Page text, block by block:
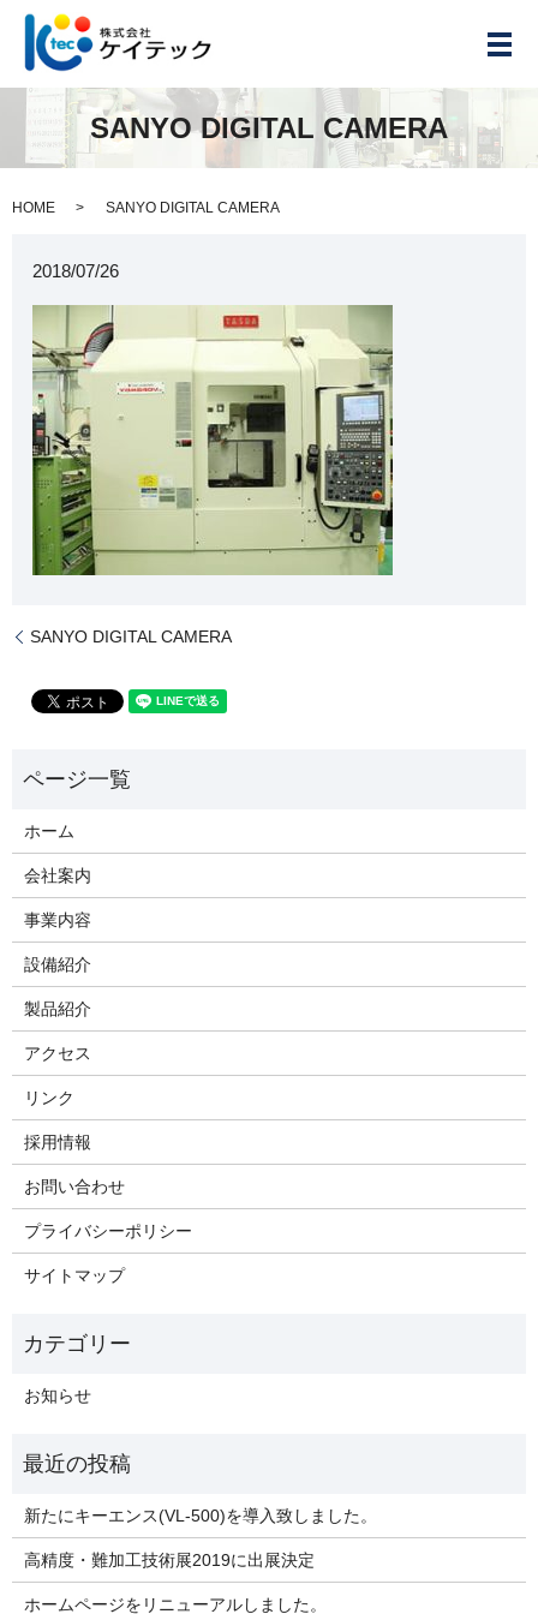
メ
SANYO DIGITAL CAMERA
HOME SANYO DIGITAL CAMERA
2018/07/26
SANYO DIGITAL CAMERA
ホーム
会社案内
事業内容
設備紹介
製品紹介
アクセス
リンク
採用情報
お問い合わせ
プライバシーポリシー
サイトマップ
お知らせ
新たにキーエンス(VL-500)を導入致しました。
高精度・難加工技術展2019に出展決定
ホームページをリニューアルしました。